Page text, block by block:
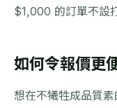
$1,000 的訂單不設
如何令報價更
想在不犧牲成品質